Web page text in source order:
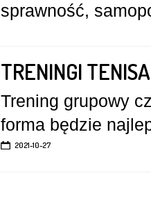
sprawność,
TRENINGI
Trening grupowy
forma będzie
2021-10-27